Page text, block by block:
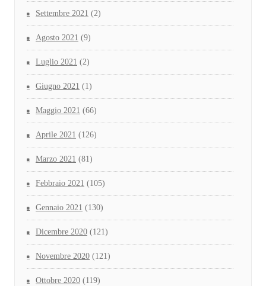
Settembre 2021 (2)
Agosto 2021 (9)
Luglio 2021 (2)
Giugno 2021 (1)
Maggio 2021 (66)
Aprile 2021 (126)
Marzo 2021 (81)
Febbraio 2021 (105)
Gennaio 2021 (130)
Dicembre 2020 (121)
Novembre 2020 (121)
Ottobre 2020 (119)